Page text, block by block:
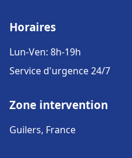
Horaires
Lun-Ven: 8h-19h
Service d'urgence 24/7
Zone intervention
Guilers, France